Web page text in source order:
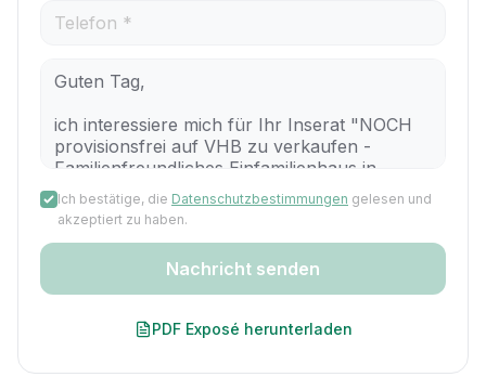
Ich bestätige, die Datenschutzbestimmungen gelesen und
akzeptiert zu haben.
Nachricht senden
PDF Exposé herunterladen